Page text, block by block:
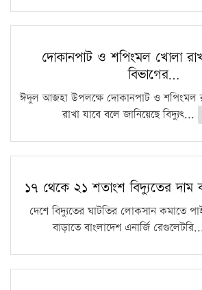
দোকানপাট ও শপিংমল খোলা
বিভাগের…
ঈদুল আজহা উপলক্ষে দোকানপাট ও শপিংমল
রাখা যাবে বলে জানিয়েছে বিদ্যুৎ...
১৭ থেকে ২১ শতাংশ বিদ্যুতের দাম
দেশে বিদ্যুতের ঘাটতির লোকসান কমাতে
বাড়াতে বাংলাদেশ এনার্জি